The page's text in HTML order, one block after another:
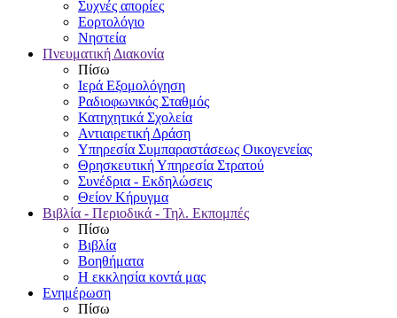
Συχνές απορίες
Εορτολόγιο
Νηστεία
Πνευματική Διακονία
Πίσω
Ιερά Εξομολόγηση
Ραδιοφωνικός Σταθμός
Κατηχητικά Σχολεία
Αντιαιρετική Δράση
Υπηρεσία Συμπαραστάσεως Οικογενείας
Θρησκευτική Υπηρεσία Στρατού
Συνέδρια - Εκδηλώσεις
Θείον Κήρυγμα
Βιβλία - Περιοδικά - Τηλ. Εκπομπές
Πίσω
Βιβλία
Βοηθήματα
Η εκκλησία κοντά μας
Ενημέρωση
Πίσω